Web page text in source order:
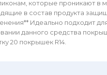
которые проникают в
в состав продукта
Идеально подходит
данного средства
20 покрышек R14.